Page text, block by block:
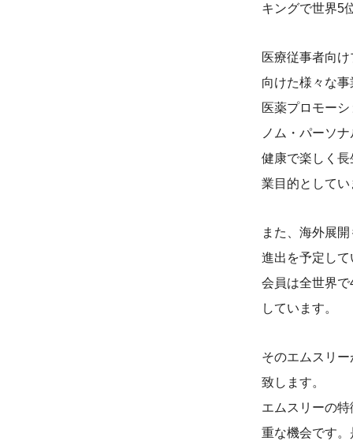
キングで世界5
医療従事者向
向けた様々な
医薬プロモー
ノム・パーソ
健康で楽しく
業目的としてい
また、海外展
進出を予定して
会員は全世界
しています。
そのエムスリ
致します。
エムスリーの
重な機会です